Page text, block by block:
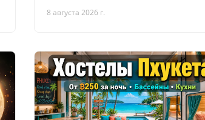
8 августа 2026 г.